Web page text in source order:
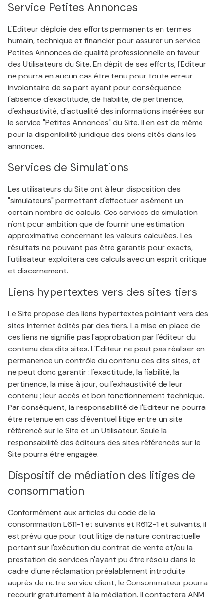
Service Petites Annonces
L'Editeur déploie des efforts permanents en termes
humain, technique et financier pour assurer un service
Petites Annonces de qualité professionnelle en faveur
des Utilisateurs du Site. En dépit de ses efforts, l'Editeur
ne pourra en aucun cas être tenu pour toute erreur
involontaire de sa part ayant pour conséquence
l'absence d'exactitude, de fiabilité, de pertinence,
d'exhaustivité, d'actualité des informations insérées sur
le service "Petites Annonces" du Site. Il en est de même
pour la disponibilité juridique des biens cités dans les
annonces.
Services de Simulations
Les utilisateurs du Site ont à leur disposition des
"simulateurs" permettant d'effectuer aisément un
certain nombre de calculs. Ces services de simulation
n'ont pour ambition que de fournir une estimation
approximative concernant les valeurs calculées. Les
résultats ne pouvant pas être garantis pour exacts,
l'utilisateur exploitera ces calculs avec un esprit critique
et discernement.
Liens hypertextes vers des sites tiers
Le Site propose des liens hypertextes pointant vers des
sites Internet édités par des tiers. La mise en place de
ces liens ne signifie pas l'approbation par l'éditeur du
contenu des dits sites. L'Editeur ne peut pas réaliser en
permanence un contrôle du contenu des dits sites, et
ne peut donc garantir : l'exactitude, la fiabilité, la
pertinence, la mise à jour, ou l'exhaustivité de leur
contenu ; leur accès et bon fonctionnement technique.
Par conséquent, la responsabilité de l'Editeur ne pourra
être retenue en cas d'éventuel litige entre un site
référencé sur le Site et un Utilisateur. Seule la
responsabilité des éditeurs des sites référencés sur le
Site pourra être engagée.
Dispositif de médiation des litiges de
consommation
Conformément aux articles du code de la
consommation L611-1 et suivants et R612-1 et suivants, il
est prévu que pour tout litige de nature contractuelle
portant sur l'exécution du contrat de vente et/ou la
prestation de services n'ayant pu être résolu dans le
cadre d'une réclamation préalablement introduite
auprès de notre service client, le Consommateur pourra
recourir gratuitement à la médiation. Il contactera ANM